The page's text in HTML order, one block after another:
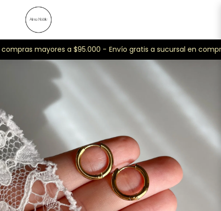
mayores a $95.000 - Envío gratis a sucursal en